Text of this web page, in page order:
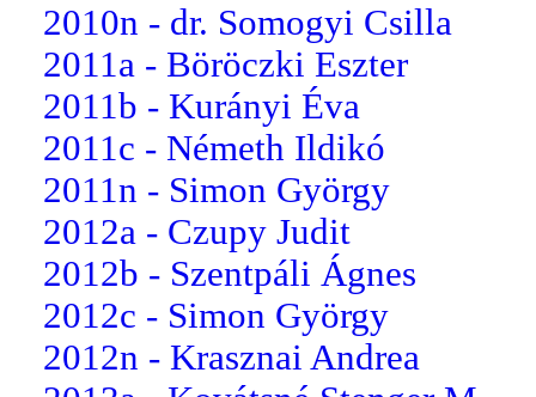
2010n - dr. Somogyi Csilla
2011a - Böröczki Eszter
2011b - Kurányi Éva
2011c - Németh Ildikó
2011n - Simon György
2012a - Czupy Judit
2012b - Szentpáli Ágnes
2012c - Simon György
2012n - Krasznai Andrea